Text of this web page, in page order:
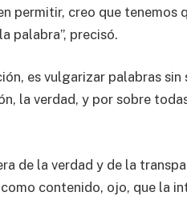
permitir, creo que tenemos
palabra”, precisó.
es vulgarizar palabras
la verdad, y por sobre
de la verdad y de la
contenido, ojo, que la